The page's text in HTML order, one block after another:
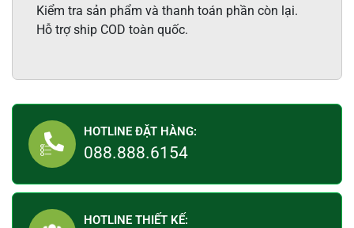
Kiểm tra sản phẩm và thanh toán phần còn lại.
Hỗ trợ ship COD toàn quốc.
HOTLINE ĐẶT HÀNG:
088.888.6154
HOTLINE THIẾT KẾ: